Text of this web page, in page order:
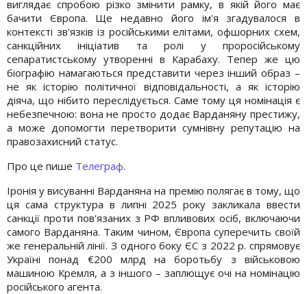
виглядає спробою різко змінити рамку, в якій його має
бачити Європа. Ще недавно його ім'я згадувалося в
контексті зв'язків із російськими елітами, офшорних схем,
санкційних ініціатив та ролі у проросійському
сепаратистському утворенні в Карабаху. Тепер же цю
біографію намагаються представити через інший образ –
не як історію політичної відповідальності, а як історію
діяча, що нібито переслідується. Саме тому ця номінація є
небезпечною: вона не просто додає Варданяну престижу,
а може допомогти перетворити сумнівну репутацію на
правозахисний статус.
Про це пише Телеграф.
Іронія у висуванні Варданяна на премію полягає в тому, що
ця сама структура в липні 2025 року закликала ввести
санкції проти пов'язаних з РФ впливових осіб, включаючи
самого Варданяна. Таким чином, Європа суперечить своїй
же генеральній лінії. З одного боку ЄС з 2022 р. спрямовує
Україні понад €200 млрд на боротьбу з військовою
машиною Кремля, а з іншого – заплющує очі на номінацію
російського агента.